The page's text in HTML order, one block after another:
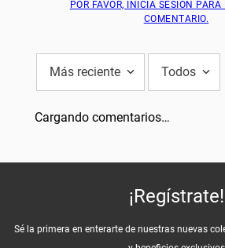
POR FAVOR, INICIA SESIÓN PARA
COMENTARIO.
Más reciente Todos
Cargando comentarios…
¡Regístrate!
Sé la primera en enterarte de nuestras nuevas